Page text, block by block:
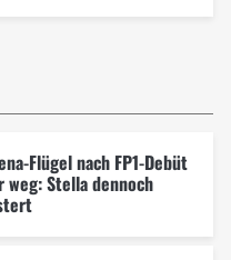
Flügel nach FP1-Debüt
weg: Stella dennoch